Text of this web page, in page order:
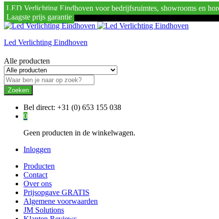
LED Verlichting Eindhoven voor bedrijfsruimtes, showrooms en
Laagste prijs garantie
Led Verlichting Eindhoven
Alle producten
Zoeken
Bel direct: +31 (0) 653 155 038
0
Geen producten in de winkelwagen.
Inloggen
Producten
Contact
Over ons
Prijsopgave GRATIS
Algemene voorwaarden
JM Solutions